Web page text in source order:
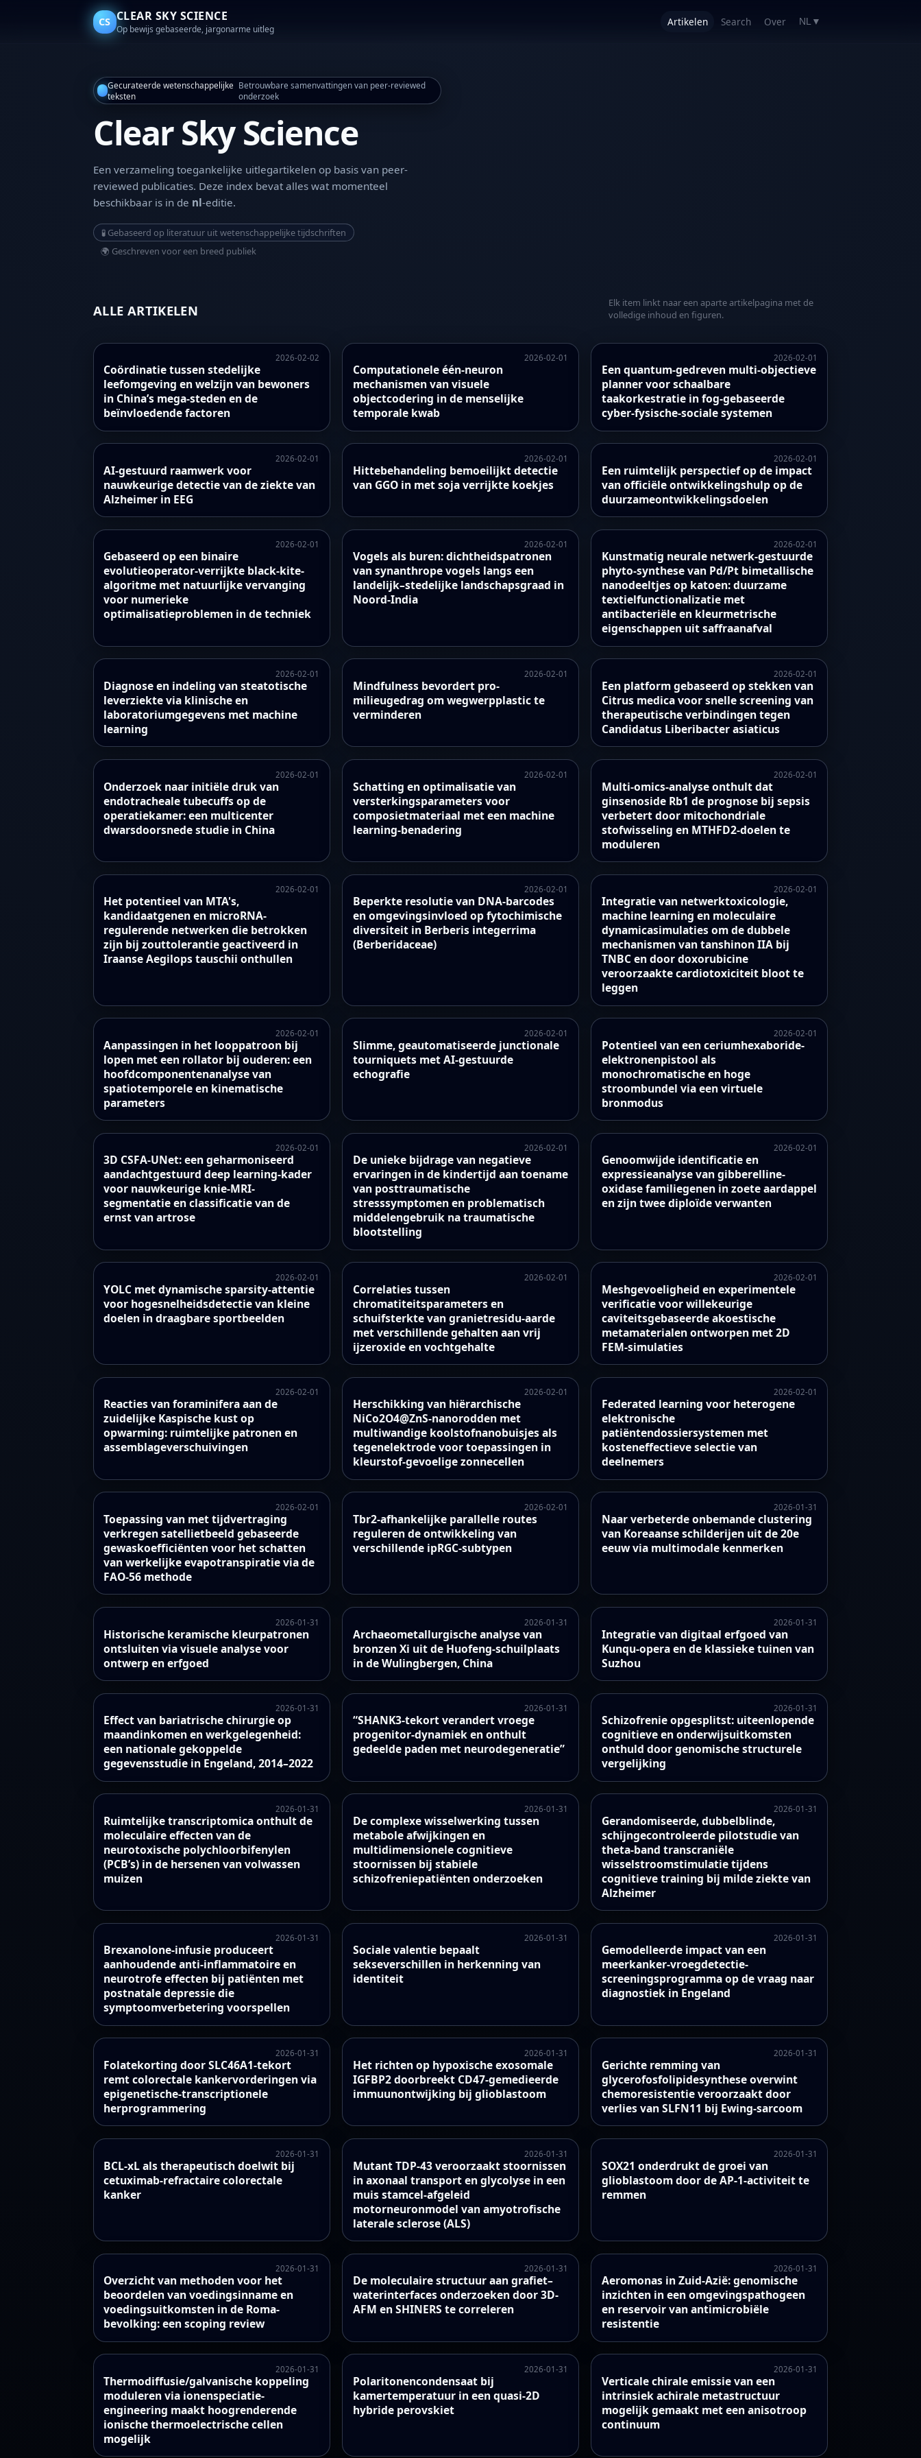
CS CLEAR SKY SCIENCE
Op bewijs gebaseerde, jargonarme uitleg
Artikelen Search Over NL ▼
Gecurateerde wetenschappelijke
teksten
Betrouwbare samenvattingen van peer-reviewed
onderzoek
Clear Sky Science
Een verzameling toegankelijke uitlegartikelen op basis van peer-
reviewed publicaties. Deze index bevat alles wat momenteel
beschikbaar is in de nl-editie.
🧪 Gebaseerd op literatuur uit wetenschappelijke tijdschriften
🌍 Geschreven voor een breed publiek
ALLE ARTIKELEN
Elk item linkt naar een aparte artikelpagina met de
volledige inhoud en figuren.
2026-02-02
Coördinatie tussen stedelijke
leefomgeving en welzijn van bewoners
in China’s mega-steden en de
beïnvloedende factoren
2026-02-01
Computationele één-neuron
mechanismen van visuele
objectcodering in de menselijke
temporale kwab
2026-02-01
Een quantum-gedreven multi-objectieve
planner voor schaalbare
taakorkestratie in fog-gebaseerde
cyber-fysische-sociale systemen
2026-02-01
AI-gestuurd raamwerk voor
nauwkeurige detectie van de ziekte van
Alzheimer in EEG
2026-02-01
Hittebehandeling bemoeilijkt detectie
van GGO in met soja verrijkte koekjes
2026-02-01
Een ruimtelijk perspectief op de impact
van officiële ontwikkelingshulp op de
duurzameontwikkelingsdoelen
2026-02-01
Gebaseerd op een binaire
evolutieoperator-verrijkte black-kite-
algoritme met natuurlijke vervanging
voor numerieke
optimalisatieproblemen in de techniek
2026-02-01
Vogels als buren: dichtheidspatronen
van synanthrope vogels langs een
landelijk–stedelijke landschapsgraad in
Noord-India
2026-02-01
Kunstmatig neurale netwerk-gestuurde
phyto-synthese van Pd/Pt bimetallische
nanodeeltjes op katoen: duurzame
textielfunctionalizatie met
antibacteriële en kleurmetrische
eigenschappen uit saffraanafval
2026-02-01
Diagnose en indeling van steatotische
leverziekte via klinische en
laboratoriumgegevens met machine
learning
2026-02-01
Mindfulness bevordert pro-
milieugedrag om wegwerpplastic te
verminderen
2026-02-01
Een platform gebaseerd op stekken van
Citrus medica voor snelle screening van
therapeutische verbindingen tegen
Candidatus Liberibacter asiaticus
2026-02-01
Onderzoek naar initiële druk van
endotracheale tubecuffs op de
operatiekamer: een multicenter
dwarsdoorsnede studie in China
2026-02-01
Schatting en optimalisatie van
versterkingsparameters voor
composietmateriaal met een machine
learning-benadering
2026-02-01
Multi-omics-analyse onthult dat
ginsenoside Rb1 de prognose bij sepsis
verbetert door mitochondriale
stofwisseling en MTHFD2-doelen te
moduleren
2026-02-01
Het potentieel van MTA's,
kandidaatgenen en microRNA-
regulerende netwerken die betrokken
zijn bij zouttolerantie geactiveerd in
Iraanse Aegilops tauschii onthullen
2026-02-01
Beperkte resolutie van DNA-barcodes
en omgevingsinvloed op fytochimische
diversiteit in Berberis integerrima
(Berberidaceae)
2026-02-01
Integratie van netwerktoxicologie,
machine learning en moleculaire
dynamicasimulaties om de dubbele
mechanismen van tanshinon IIA bij
TNBC en door doxorubicine
veroorzaakte cardiotoxiciteit bloot te
leggen
2026-02-01
Aanpassingen in het looppatroon bij
lopen met een rollator bij ouderen: een
hoofdcomponentenanalyse van
spatiotemporele en kinematische
parameters
2026-02-01
Slimme, geautomatiseerde junctionale
tourniquets met AI-gestuurde
echografie
2026-02-01
Potentieel van een ceriumhexaboride-
elektronenpistool als
monochromatische en hoge
stroombundel via een virtuele
bronmodus
2026-02-01
3D CSFA-UNet: een geharmoniseerd
aandachtgestuurd deep learning-kader
voor nauwkeurige knie-MRI-
segmentatie en classificatie van de
ernst van artrose
2026-02-01
De unieke bijdrage van negatieve
ervaringen in de kindertijd aan toename
van posttraumatische
stresssymptomen en problematisch
middelengebruik na traumatische
blootstelling
2026-02-01
Genoomwijde identificatie en
expressieanalyse van gibberelline-
oxidase familiegenen in zoete aardappel
en zijn twee diploïde verwanten
2026-02-01
YOLC met dynamische sparsity-attentie
voor hogesnelheidsdetectie van kleine
doelen in draagbare sportbeelden
2026-02-01
Correlaties tussen
chromatiteitsparameters en
schuifsterkte van granietresidu-aarde
met verschillende gehalten aan vrij
ijzeroxide en vochtgehalte
2026-02-01
Meshgevoeligheid en experimentele
verificatie voor willekeurige
caviteitsgebaseerde akoestische
metamaterialen ontworpen met 2D
FEM-simulaties
2026-02-01
Reacties van foraminifera aan de
zuidelijke Kaspische kust op
opwarming: ruimtelijke patronen en
assemblageverschuivingen
2026-02-01
Herschikking van hiërarchische
NiCo2O4@ZnS-nanorodden met
multiwandige koolstofnanobuisjes als
tegenelektrode voor toepassingen in
kleurstof-gevoelige zonnecellen
2026-02-01
Federated learning voor heterogene
elektronische
patiëntendossiersystemen met
kosteneffectieve selectie van
deelnemers
2026-02-01
Toepassing van met tijdvertraging
verkregen satellietbeeld gebaseerde
gewaskoefficiënten voor het schatten
van werkelijke evapotranspiratie via de
FAO-56 methode
2026-02-01
Tbr2-afhankelijke parallelle routes
reguleren de ontwikkeling van
verschillende ipRGC-subtypen
2026-01-31
Naar verbeterde onbemande clustering
van Koreaanse schilderijen uit de 20e
eeuw via multimodale kenmerken
2026-01-31
Historische keramische kleurpatronen
ontsluiten via visuele analyse voor
ontwerp en erfgoed
2026-01-31
Archaeometallurgische analyse van
bronzen Xi uit de Huofeng-schuilplaats
in de Wulingbergen, China
2026-01-31
Integratie van digitaal erfgoed van
Kunqu‑opera en de klassieke tuinen van
Suzhou
2026-01-31
Effect van bariatrische chirurgie op
maandinkomen en werkgelegenheid:
een nationale gekoppelde
gegevensstudie in Engeland, 2014–2022
2026-01-31
“SHANK3-tekort verandert vroege
progenitor-dynamiek en onthult
gedeelde paden met neurodegeneratie”
2026-01-31
Schizofrenie opgesplitst: uiteenlopende
cognitieve en onderwijsuitkomsten
onthuld door genomische structurele
vergelijking
2026-01-31
Ruimtelijke transcriptomica onthult de
moleculaire effecten van de
neurotoxische polychloorbifenylen
(PCB’s) in de hersenen van volwassen
muizen
2026-01-31
De complexe wisselwerking tussen
metabole afwijkingen en
multidimensionele cognitieve
stoornissen bij stabiele
schizofreniepatiënten onderzoeken
2026-01-31
Gerandomiseerde, dubbelblinde,
schijngecontroleerde pilotstudie van
theta-band transcraniële
wisselstroomstimulatie tijdens
cognitieve training bij milde ziekte van
Alzheimer
2026-01-31
Brexanolone-infusie produceert
aanhoudende anti-inflammatoire en
neurotrofe effecten bij patiënten met
postnatale depressie die
symptoomverbetering voorspellen
2026-01-31
Sociale valentie bepaalt
sekseverschillen in herkenning van
identiteit
2026-01-31
Gemodelleerde impact van een
meerkanker-vroegdetectie-
screeningsprogramma op de vraag naar
diagnostiek in Engeland
2026-01-31
Folatekorting door SLC46A1-tekort
remt colorectale kankervorderingen via
epigenetische-transcriptionele
herprogrammering
2026-01-31
Het richten op hypoxische exosomale
IGFBP2 doorbreekt CD47-gemedieerde
immuunontwijking bij glioblastoom
2026-01-31
Gerichte remming van
glycerofosfolipidesynthese overwint
chemoresistentie veroorzaakt door
verlies van SLFN11 bij Ewing-sarcoom
2026-01-31
BCL-xL als therapeutisch doelwit bij
cetuximab-refractaire colorectale
kanker
2026-01-31
Mutant TDP-43 veroorzaakt stoornissen
in axonaal transport en glycolyse in een
muis stamcel-afgeleid
motorneuronmodel van amyotrofische
laterale sclerose (ALS)
2026-01-31
SOX21 onderdrukt de groei van
glioblastoom door de AP-1-activiteit te
remmen
2026-01-31
Overzicht van methoden voor het
beoordelen van voedingsinname en
voedingsuitkomsten in de Roma-
bevolking: een scoping review
2026-01-31
De moleculaire structuur aan grafiet–
waterinterfaces onderzoeken door 3D-
AFM en SHINERS te correleren
2026-01-31
Aeromonas in Zuid-Azië: genomische
inzichten in een omgevingspathogeen
en reservoir van antimicrobiële
resistentie
2026-01-31
Thermodiffusie/galvanische koppeling
moduleren via ionenspeciatie-
engineering maakt hoogrenderende
ionische thermoelectrische cellen
mogelijk
2026-01-31
Polaritonencondensaat bij
kamertemperatuur in een quasi-2D
hybride perovskiet
2026-01-31
Verticale chirale emissie van een
intrinsiek achirale metastructuur
mogelijk gemaakt met een anisotroop
continuum